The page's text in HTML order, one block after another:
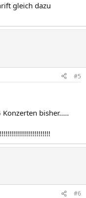
gleich dazu
#5
bisher.....
#6